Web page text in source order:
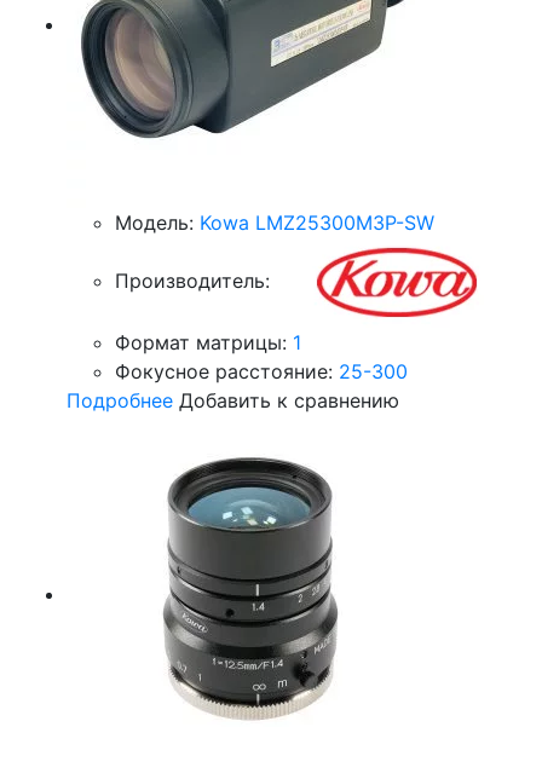
Модель: Kowa LMZ25300M3P-SW
Производитель:
Формат матрицы: 1
Фокусное расстояние: 25-300
Подробнее Добавить к сравнению